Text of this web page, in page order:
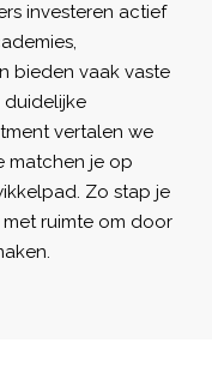
investeren actief
bieden vaak vaste
vertalen we
matchen je op
Zo stap je
ruimte om door